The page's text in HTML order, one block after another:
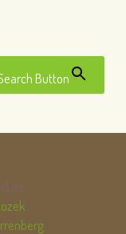
Button